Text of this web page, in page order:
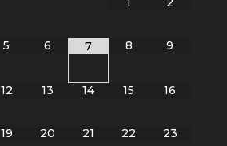
5 6 7 8 9
12 13 14 15 16
19 20 21 22 23